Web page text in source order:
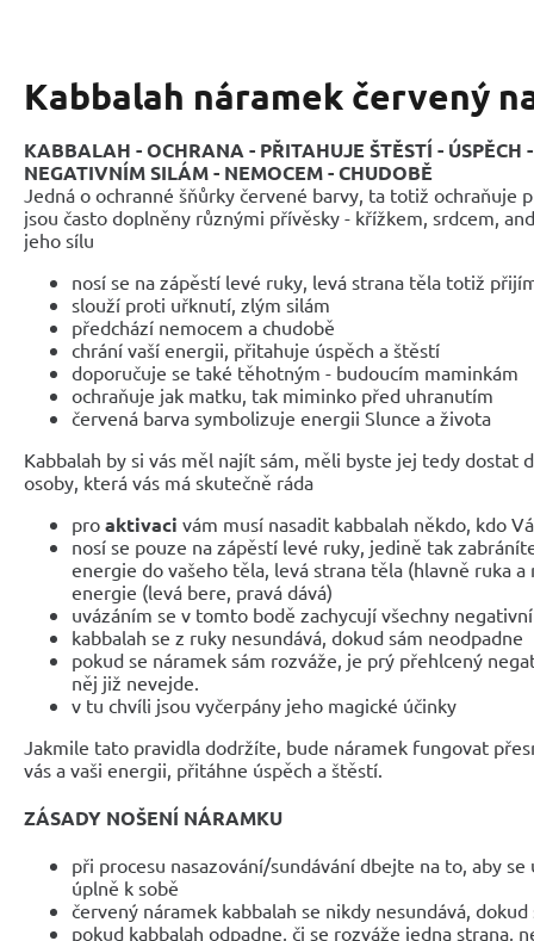
Kabbalah náramek červený
KABBALAH - OCHRANA - PŘITAHUJE ŠTĚSTÍ - ÚSPĚCH
NEGATIVNÍM SILÁM - NEMOCEM - CHUDOBĚ
Jedná o ochranné šňůrky červené barvy, ta totiž ochraňuje
jsou často doplněny různými přívěsky - křížkem, srdcem,
jeho sílu
nosí se na zápěstí levé ruky, levá strana těla totiž
slouží proti uřknutí, zlým silám
předchází nemocem a chudobě
chrání vaší energii, přitahuje úspěch a štěstí
doporučuje se také těhotným - budoucím maminkám
ochraňuje jak matku, tak miminko před uhranutím
červená barva symbolizuje energii Slunce a života
Kabbalah by si vás měl najít sám, měli byste jej tedy dostat
osoby, která vás má skutečně ráda
pro aktivaci vám musí nasadit kabbalah někdo, kdo
nosí se pouze na zápěstí levé ruky, jedině tak
energie do vašeho těla, levá strana těla (hlavně ruka
energie (levá bere, pravá dává)
uvázáním se v tomto bodě zachycují všechny
kabbalah se z ruky nesundává, dokud sám neodpadne
pokud se náramek sám rozváže, je prý přehlcený
něj již nevejde.
v tu chvíli jsou vyčerpány jeho magické účinky
Jakmile tato pravidla dodržíte, bude náramek fungovat
vás a vaši energii, přitáhne úspěch a štěstí.
ZÁSADY NOŠENÍ NÁRAMKU
při procesu nasazování/sundávání dbejte na to, aby
úplně k sobě
červený náramek kabbalah se nikdy nesundává,
pokud kabbalah odpadne, či se rozváže jedna strana,